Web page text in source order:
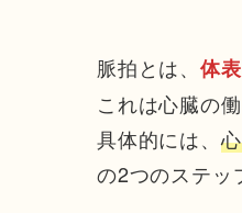
脈拍とは、 体
これは心臓の
具体的には、
の2つのステッ